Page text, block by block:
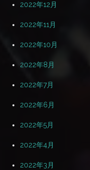
2022年12月
2022年11月
2022年10月
2022年8月
2022年7月
2022年6月
2022年5月
2022年4月
2022年3月